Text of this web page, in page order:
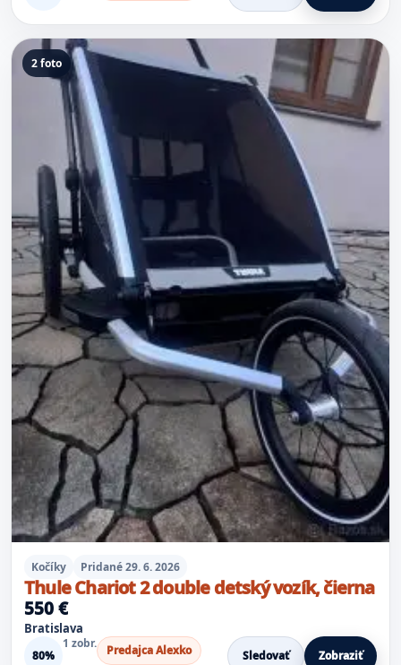
2 foto
Kočíky Pridané 29. 6. 2026
Thule Chariot 2 double detský vozík, čierna
550 €
Bratislava
80%
1 zobr. Predajca Alexko Sledovať Zobraziť